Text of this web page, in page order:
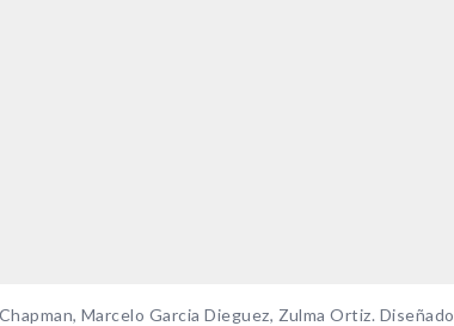
Marcelo Garcia Dieguez, Zulma Ortiz.